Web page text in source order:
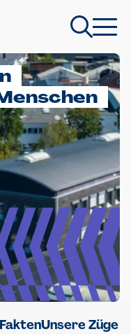
FaktenUnsere Züge